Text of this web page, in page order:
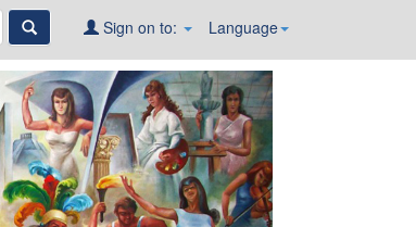
Language
Sign on to: